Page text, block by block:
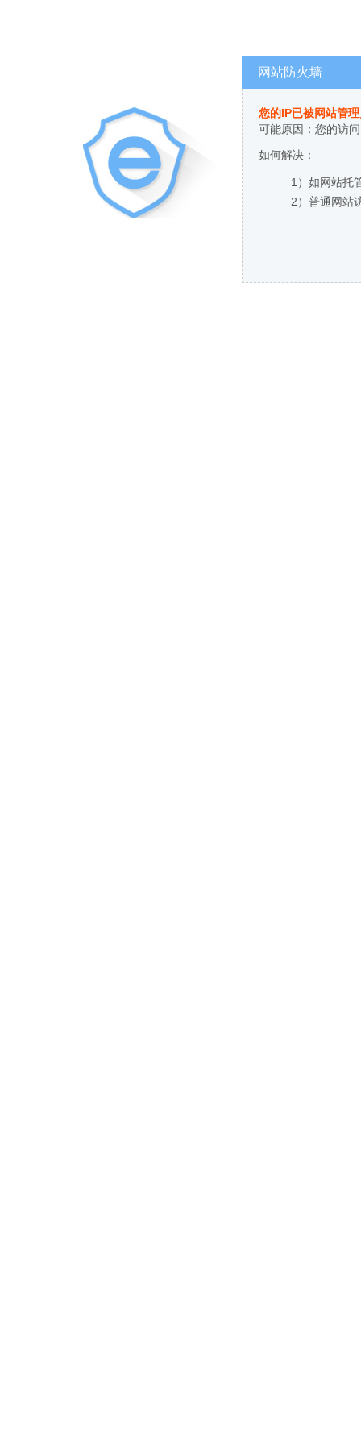
网站防火墙
您的IP已被网站管
可能原因：您的访
如何解决：
1）如网站托
2）普通网站